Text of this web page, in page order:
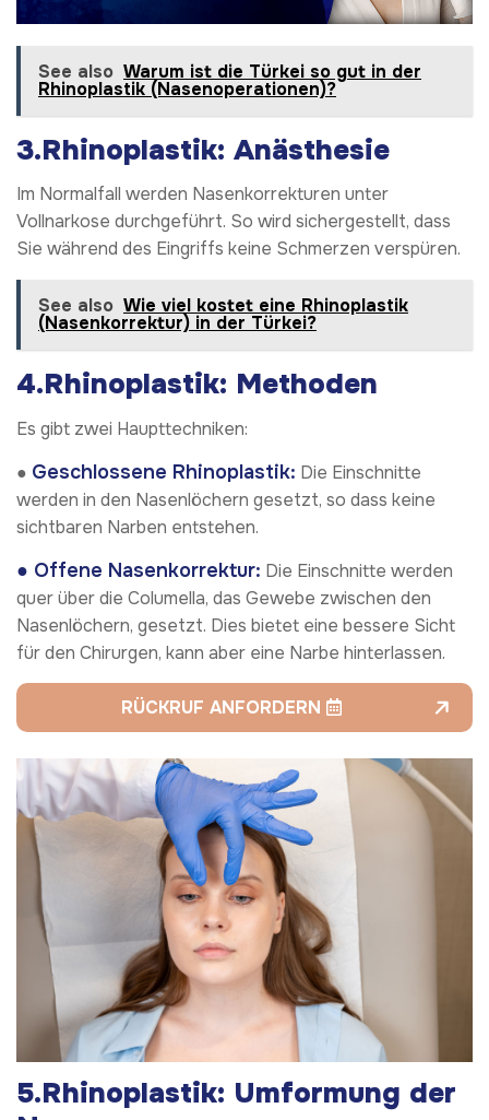
See also Warum ist die Türkei so gut in der
Rhinoplastik (Nasenoperationen)?
3.Rhinoplastik: Anästhesie
Im Normalfall werden Nasenkorrekturen unter
Vollnarkose durchgeführt. So wird sichergestellt, dass
Sie während des Eingriffs keine Schmerzen verspüren.
See also Wie viel kostet eine Rhinoplastik
(Nasenkorrektur) in der Türkei?
4.Rhinoplastik: Methoden
Es gibt zwei Haupttechniken:
● Geschlossene Rhinoplastik: Die Einschnitte
werden in den Nasenlöchern gesetzt, so dass keine
sichtbaren Narben entstehen.
● Offene Nasenkorrektur: Die Einschnitte werden
quer über die Columella, das Gewebe zwischen den
Nasenlöchern, gesetzt. Dies bietet eine bessere Sicht
für den Chirurgen, kann aber eine Narbe hinterlassen.
RÜCKRUF ANFORDERN
5.Rhinoplastik: Umformung der